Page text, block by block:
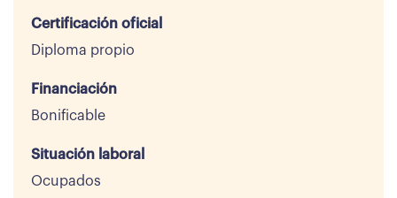
Certificación oficial
Diploma propio
Financiación
Bonificable
Situación laboral
Ocupados